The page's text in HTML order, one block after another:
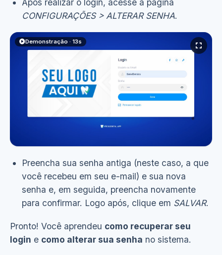
Após realizar o login, acesse a página
CONFIGURAÇÕES > ALTERAR SENHA.
Ver demonstração (13s)
Demonstração · 13s
Preencha sua senha antiga (neste caso, a que
você recebeu em seu e-mail) e sua nova
senha e, em seguida, preencha novamente
para confirmar. Logo após, clique em SALVAR.
Pronto! Você aprendeu como recuperar seu
login e como alterar sua senha no sistema.